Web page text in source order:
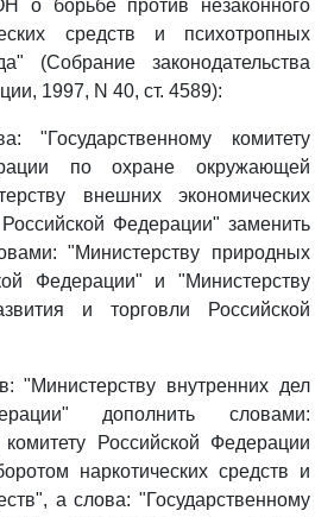
о борьбе против незаконного
средств и психотропных
(Собрание законодательства
1997, N 40, ст. 4589):
"Государственному комитету
по охране окружающей
внешних экономических
Федерации" заменить
"Министерству природных
Федерации" и "Министерству
и торговли Российской
"Министерству внутренних дел
дополнить словами:
комитету Российской Федерации
наркотических средств и
а слова: "Государственному